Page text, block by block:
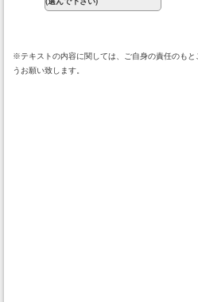
※テキストの内容に関しては、ご自身の責任のもと
うお願い致します。